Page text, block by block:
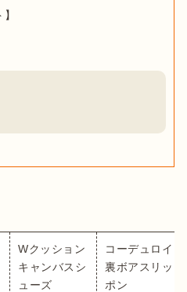
Wクッション
キャンバスシ
ューズ
コーデュロイ
裏ボアスリッ
ポン